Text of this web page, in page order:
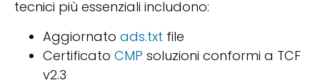
tecnici più essenziali includono:
Aggiornato ads.txt file
Certificato CMP soluzioni conformi a TCF
v2.3